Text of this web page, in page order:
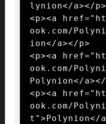
lynion</a></p>
<p><a
ook.com/
ion</a></p>
<p><a
ook.com/
Polynion</a></
<p><a
ook.com/
t">Polynion</